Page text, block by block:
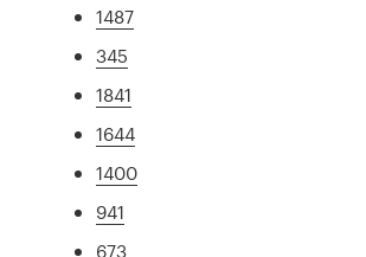
1487
345
1841
1644
1400
941
673